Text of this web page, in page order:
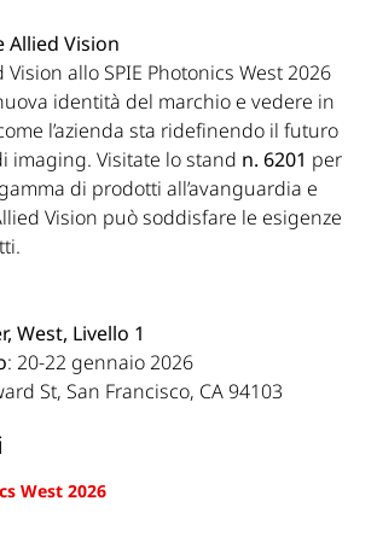
Allied Vision
allo SPIE Photonics West 2026
identità del marchio e vedere in
l’azienda sta ridefinendo il futuro
imaging. Visitate lo stand n. 6201 per
di prodotti all’avanguardia e
Vision può soddisfare le esigenze
West, Livello 1
: 20-22 gennaio 2026
St, San Francisco, CA 94103
West 2026